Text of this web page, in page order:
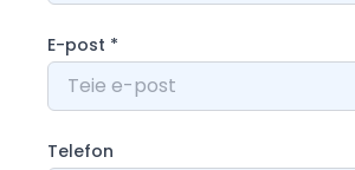
E-post *
Telefon